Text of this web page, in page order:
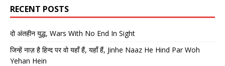
RECENT POSTS
दो अंतहीन युद्ध, Wars With No End In Sight
जिन्हें नाज़ है हिन्द पर वो यहाँ हैं, यहाँ हैं, Jinhe Naaz He Hind Par Woh
Yehan Hein